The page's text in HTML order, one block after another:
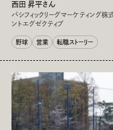
⻄⽥ 昇平さん
パシフィックリーグマーケティング
ントエグゼクティブ
野球 営業 転職ストーリー